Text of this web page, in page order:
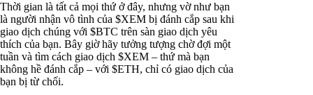
Thời gian là tất cả mọi thứ ở đây, nhưng vờ như bạn
là người nhận vô tình của $XEM bị đánh cắp sau khi
giao dịch chúng với $BTC trên sàn giao dịch yêu
thích của bạn. Bây giờ hãy tưởng tượng chờ đợi một
tuần và tìm cách giao dịch $XEM – thứ mà bạn
không hề đánh cắp – với $ETH, chỉ có giao dịch của
bạn bị từ chối.